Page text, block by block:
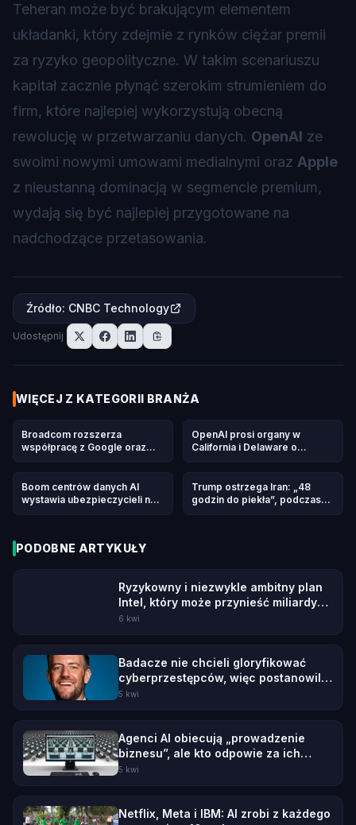
Teheran może być brakującym elementem
układanki, który zdejmie z rynków ciężar premii
za ryzyko geopolityczne. W takim scenariuszu
kapitał zacznie płynąć szerokim strumieniem do
firm, które najlepiej wykorzystują obecną
rewolucję w przetwarzaniu danych. OpenAI ze
swoimi nowymi umowami medialnymi oraz Apple
z nieustanną dominacją w segmencie premium,
wydają się być najlepiej przygotowane na
nadchodzące przetasowania.
Źródło: CNBC Technology
Udostępnij
WIĘCEJ Z KATEGORII BRANŻA
Broadcom rozszerza
współpracę z Google oraz
OpenAI prosi organy w
California i Delaware o
zachowań” Muska przed
kwietniowym procesem
Boom centrów danych AI
wystawia ubezpieczycieli na
Trump ostrzega Iran: „48
godzin do piekła”, podczas
PODOBNE ARTYKUŁY
Ryzykowny i niezwykle ambitny plan
Intel, który może przynieść miliardy
zysku
6 kwi
Badacze nie chcieli gloryfikować
cyberprzestępców, więc postanowili
ich wyśmiać
5 kwi
Agenci AI obiecują „prowadzenie
biznesu”, ale kto odpowie za ich
błędy?
5 kwi
Netflix, Meta i IBM: AI zrobi z każdego